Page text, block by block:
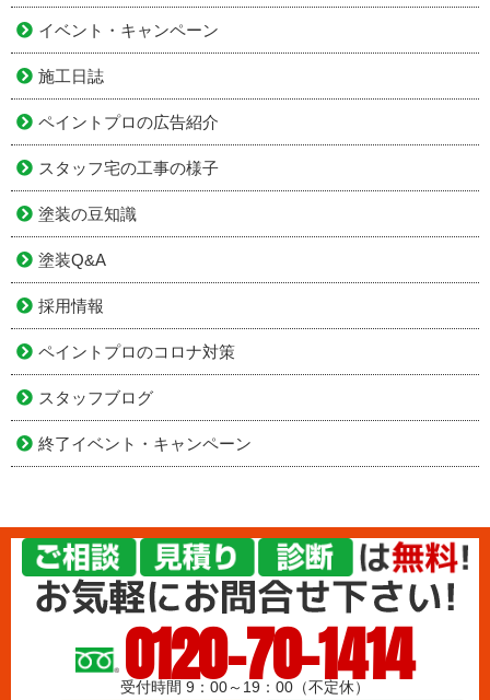
イベント・キャンペーン
施工日誌
ペイントプロの広告紹介
スタッフ宅の工事の様子
塗装の豆知識
塗装Q&A
採用情報
ペイントプロのコロナ対策
スタッフブログ
終了イベント・キャンペーン
0120-70-1414
受付時間 9：00～19：00（不定休）